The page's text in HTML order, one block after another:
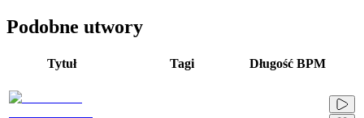
Podobne utwory
Tytuł Tagi Długość BPM